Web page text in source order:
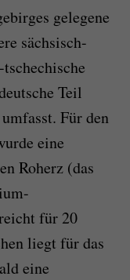
gelegene
sächsisch-
Teil
Für den
eine
Roherz (das
für 20
liegt für das
eine